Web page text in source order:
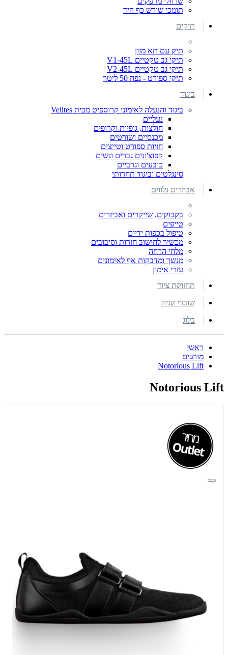
תומכי שורש כף היד
תיקים
תיק עם תא מזון
תיקי גב טקטיים V1-45L
תיקי גב טקטיים V2-45L
תיקי ספורט - נפח 50 ליטר
ביגוד
ביגוד והנעלה לאימוני קרוספיט מבית Velites
נעליים
חולצות, גופיות וקרופים
מכנסיים ושורטים
חזיות ספורט וטייצים
קפוצ'ונים גברים ונשים
כובעים וגרביים
סינגלטים וביגוד תחרותי
אביזרים נלווים
בקבוקים, שייקרים ואביזרים
טייפים
טיפול בכפות ידיים
מכשיר לחישוב חזרות וסיבובים
מלחי הרחה
מנשך ומדבקות אף לאימונים
עזרי אימון
תחזוקת ציוד
שוברי קניה
בלוג
ראשי
מותגים
Notorious Lift
Notorious Lift